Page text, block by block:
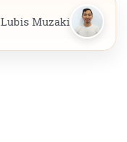
Lubis Muzaki